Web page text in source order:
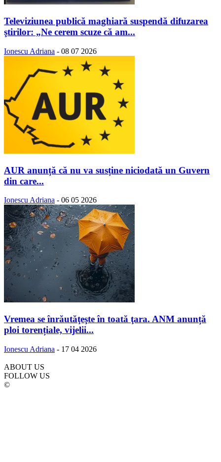
Televiziunea publică maghiară suspendă difuzarea
ştirilor: „Ne cerem scuze că am...
Ionescu Adriana - 08 07 2026
AUR anunță că nu va susține niciodată un Guvern
din care...
Ionescu Adriana - 06 05 2026
Vremea se înrăutăţeşte în toată ţara. ANM anunță
ploi torențiale, vijelii...
Ionescu Adriana - 17 04 2026
ABOUT US
FOLLOW US
©